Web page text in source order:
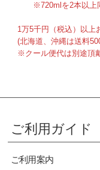
※720mlを2本以上
1万5千円（税込）以上
(北海道、沖縄は送料
※クール便代は別途頂
ご利用ガイド
ご利用案内